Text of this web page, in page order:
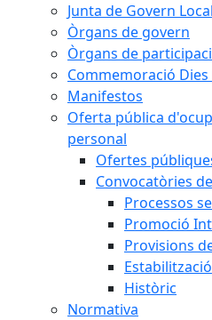
Junta de Govern Local
Òrgans de govern
Òrgans de
Commemoració
Manifestos
Oferta pública
personal
Ofertes
Convocatòries
Processos
Promoció
Provisions
Estabilització
Històric
Normativa